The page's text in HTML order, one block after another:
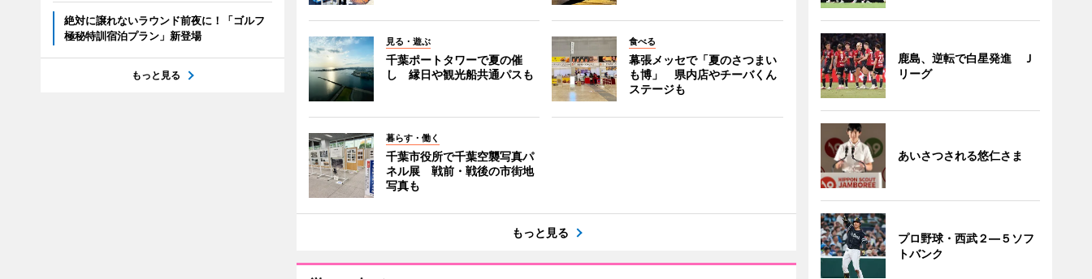
見る・遊ぶ
千葉ポートタワーで夏の催
し 縁日や観光船共通パスも
食べる
幕張メッセで「夏のさつまい
も博」 県内店やチーバくん
ステージも
暮らす・働く
千葉市役所で千葉空襲写真パ
ネル展 戦前・戦後の市街地
写真も
もっと見る
絶対に譲れないラウンド前夜に！「ゴルフ
極秘特訓宿泊プラン」新登場
もっと見る
鹿島、逆転で白星発進 Ｊ
リーグ
あいさつされる悠仁さま
プロ野球・西武２―５ソフ
トバンク